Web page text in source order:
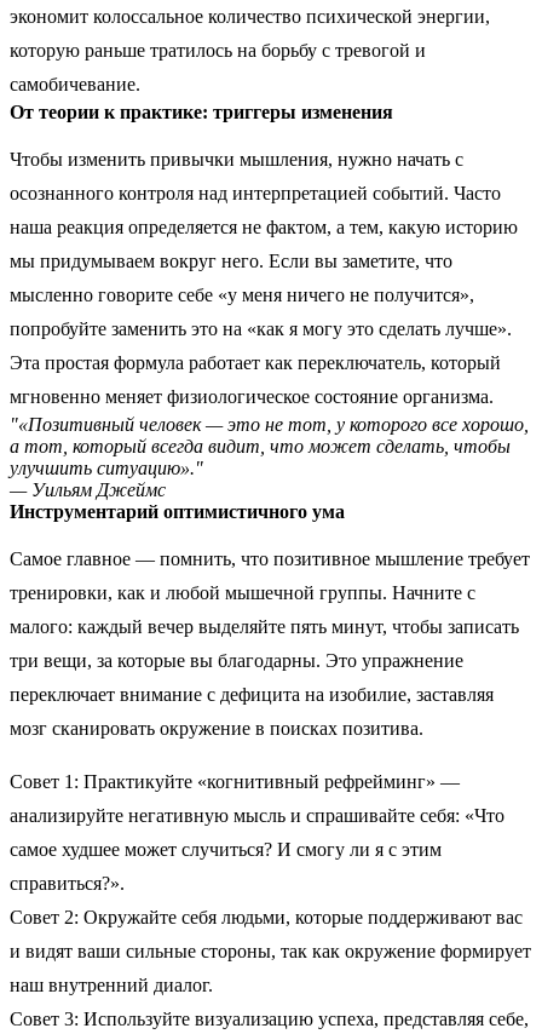
экономит колоссальное количество психической энергии,
которую раньше тратилось на борьбу с тревогой и
самобичевание.
От теории к практике: триггеры изменения
Чтобы изменить привычки мышления, нужно начать с
осознанного контроля над интерпретацией событий. Часто
наша реакция определяется не фактом, а тем, какую историю
мы придумываем вокруг него. Если вы заметите, что
мысленно говорите себе «у меня ничего не получится»,
попробуйте заменить это на «как я могу это сделать лучше».
Эта простая формула работает как переключатель, который
мгновенно меняет физиологическое состояние организма.
"«Позитивный человек — это не тот, у которого все хорошо,
а тот, который всегда видит, что может сделать, чтобы
улучшить ситуацию»."
— Уильям Джеймс
Инструментарий оптимистичного ума
Самое главное — помнить, что позитивное мышление требует
тренировки, как и любой мышечной группы. Начните с
малого: каждый вечер выделяйте пять минут, чтобы записать
три вещи, за которые вы благодарны. Это упражнение
переключает внимание с дефицита на изобилие, заставляя
мозг сканировать окружение в поисках позитива.
Совет 1: Практикуйте «когнитивный рефрейминг» —
анализируйте негативную мысль и спрашивайте себя: «Что
самое худшее может случиться? И смогу ли я с этим
справиться?».
Совет 2: Окружайте себя людьми, которые поддерживают вас
и видят ваши сильные стороны, так как окружение формирует
наш внутренний диалог.
Совет 3: Используйте визуализацию успеха, представляя себе,